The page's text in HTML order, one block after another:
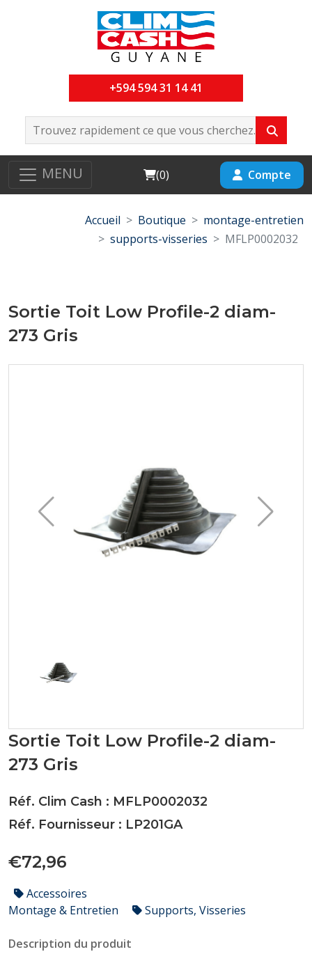
+594 594 31 14 41
MENU Cart
(0) Compte
Accueil Boutique
montage-entretien
supports-visseries
MFLP0002032
Sortie Toit Low Profile-2 diam-
273 Gris
Sortie Toit Low Profile-2 diam-
273 Gris
Réf. Clim Cash : MFLP0002032
Réf. Fournisseur : LP201GA
€72,96
Accessoires
Montage & Entretien
Supports, Visseries
Description du produit